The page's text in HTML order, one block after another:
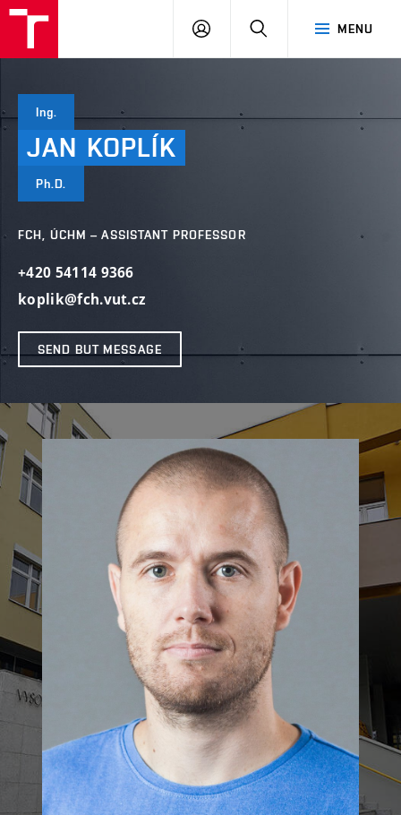
MENU
LOG
SEARCH
Ing.
JAN KOPLÍK
Ph.D.
FCH, ÚCHM – ASSISTANT PROFESSOR
+420 54114 9366
koplik@fch.vut.cz
SEND BUT MESSAGE